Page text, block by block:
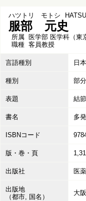
ハツトリ モトシ
服部 元史
所属 医学部 医学科（東
職種 客員教授
言語種別 日
種別 部
表題 結
書名 多
ISBNコード
版・巻・頁
出版社 医
出版地
（都市, 国名）
大阪